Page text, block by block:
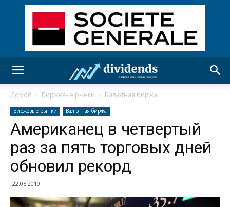
Домой Биржевые рынки Валютная биржа
Биржевые рынки Валютная биржа
Американец в четвертый
раз за пять торговых дней
обновил рекорд
22.05.2019